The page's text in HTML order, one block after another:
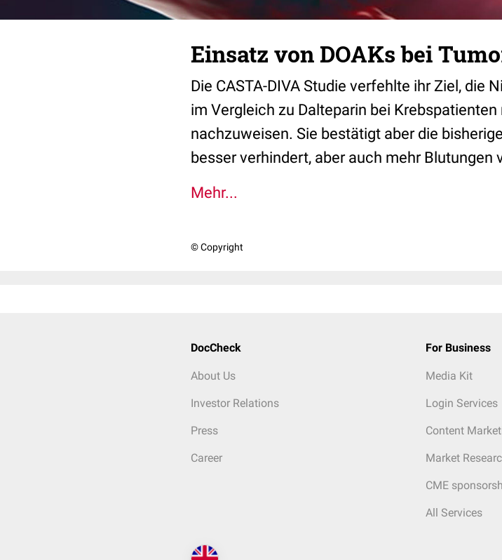
Einsatz von DOAKs bei
Die CASTA-DIVA Studie verfehlte ihr Ziel, die
im Vergleich zu Dalteparin bei
nachzuweisen. Sie bestätigt aber die
besser verhindert, aber auch mehr Blutungen
Mehr...
© Copyright
DocCheck
About Us
Investor Relations
Press
Career
For Business
Media Kit
Login Services
Content
Market
CME
All Services